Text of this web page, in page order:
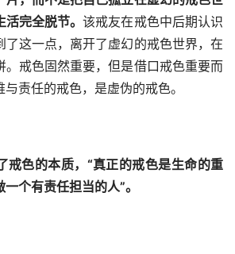
活完全脱节。该戒友在戒色中后期认识
了这一点，离开了虚幻的戒色世界，在
。戒色固然重要，但是借口戒色重要而
责任的戒色，是虚伪的戒色。
戒色的本质，“真正的戒色是生命的重
个有责任担当的人”。